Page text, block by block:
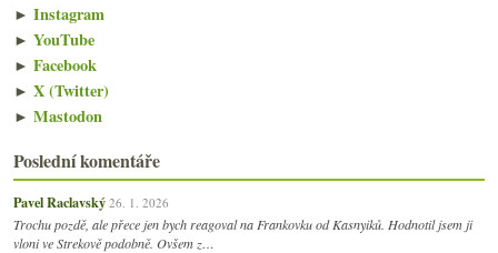
► Instagram
► YouTube
► Facebook
► X (Twitter)
► Mastodon
Poslední komentáře
Pavel Raclavský 26. 1. 2026
Trochu pozdě, ale přece jen bych reagoval na Frankovku od Kasnyiků. Hodnotil jsem ji
vloni ve Strekově podobně. Ovšem z…